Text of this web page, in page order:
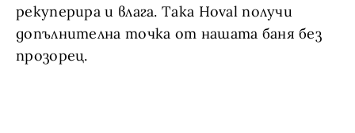
рекуперира и влага. Така Hoval получи
допълнителна точка от нашата баня без
прозорец.